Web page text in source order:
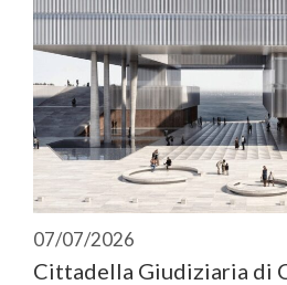
07/07/2026
Cittadella Giudiziaria di